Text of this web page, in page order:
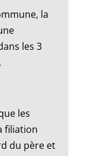
la
les 3
les
filiation
du père et